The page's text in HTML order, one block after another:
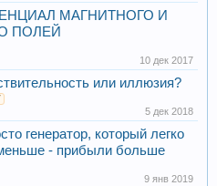
МАГНИТНОГО И
ПОЛЕЙ
10 дек 2017
или иллюзия?
5 дек 2018
генератор, который легко
- прибыли больше
9 янв 2019